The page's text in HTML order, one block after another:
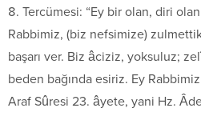
Tercümesi: “Ey bir olan, diri
Rabbimiz, (biz nefsimize)
başarı ver. Biz âciziz, yoksuluz;
beden bağında esiriz. Ey
Araf Sûresi 23. âyete, yani Hz.